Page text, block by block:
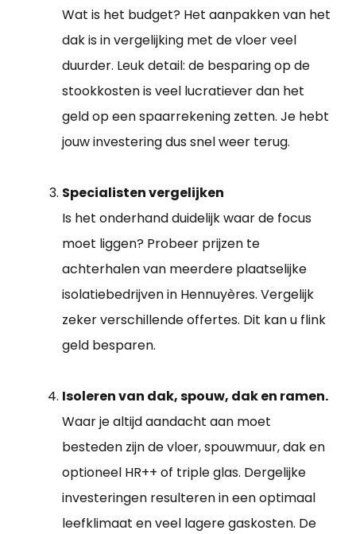
Wat is het budget? Het aanpakken van het
dak is in vergelijking met de vloer veel
duurder. Leuk detail: de besparing op de
stookkosten is veel lucratiever dan het
geld op een spaarrekening zetten. Je hebt
jouw investering dus snel weer terug.
Specialisten vergelijken
Is het onderhand duidelijk waar de focus
moet liggen? Probeer prijzen te
achterhalen van meerdere plaatselijke
isolatiebedrijven in Hennuyères. Vergelijk
zeker verschillende offertes. Dit kan u flink
geld besparen.
Isoleren van dak, spouw, dak en ramen.
Waar je altijd aandacht aan moet
besteden zijn de vloer, spouwmuur, dak en
optioneel HR++ of triple glas. Dergelijke
investeringen resulteren in een optimaal
leefklimaat en veel lagere gaskosten. De